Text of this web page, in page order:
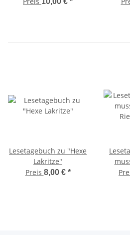
Lesetagebuch zu "Hexe
Lakritze"
Preis 8,00 € *